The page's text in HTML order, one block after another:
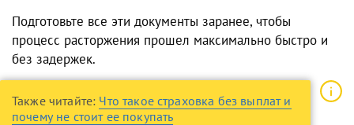
Подготовьте все эти документы заранее, чтобы
процесс расторжения прошел максимально быстро и
без задержек.
Также читайте: Что такое страховка без выплат и
почему не стоит ее покупать